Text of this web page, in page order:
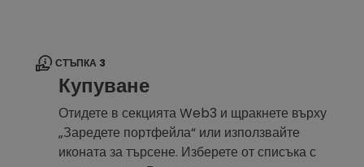
СТЪПКА 3
Купуване
Отидете в секцията Web3 и щракнете върху
„Заредете портфейла“ или използвайте
иконата за търсене. Изберете от списъка с